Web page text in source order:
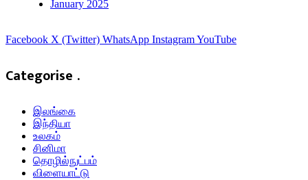
January 2025
Facebook X (Twitter) WhatsApp InstagramYouTube
Categorise .
இலங்கை
இந்தியா
உலகம்
சினிமா
தொழில்நுட்பம்
விளையாட்டு